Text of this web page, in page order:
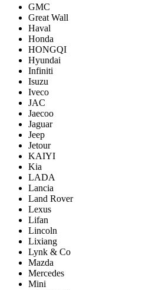
GMC
Great Wall
Haval
Honda
HONGQI
Hyundai
Infiniti
Isuzu
Iveco
JAC
Jaecoo
Jaguar
Jeep
Jetour
KAIYI
Kia
LADA
Lancia
Land Rover
Lexus
Lifan
Lincoln
Lixiang
Lynk & Co
Mazda
Mercedes
Mini